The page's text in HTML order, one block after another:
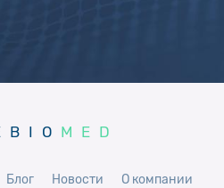
MED
Блог Новости О компании